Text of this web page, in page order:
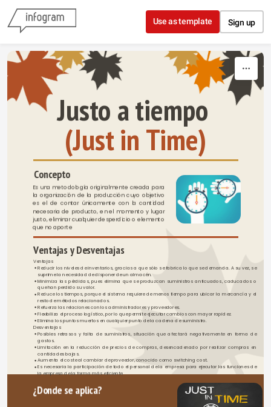
Skip to content
Use as template Sign up
(Just in Time)
Concepto
Es una metodología originalmente creada para
la organización de la producción cuyo objetivo
es el de contar únicamente con la cantidad
necesaria de producto, en el momento y lugar
justo, eliminar cualquier desperdicio o elemento
que no aporte
Ventajas y Desventajas
Ventajas
Reducir los niveles de inventarios, gracias a que sólo se fabrica lo que se demanda. A su vez, se
suprime la necesidad de disponer de un almacén.
Minimiza las pérdidas, pues elimina que se produzcan suministros anticuados, caducados o
que han perdido su valor.
Reduce los tiempos, porque el sistema requiere de menos tiempo para ubicar la mercancía y el
resto de métodos relacionados.
Refuerza las relaciones con los administradores y proveedores.
Flexibiliza el proceso logístico, por lo que permite ejecutar cambios con mayor rapidez.
Elimina los puntos muertos en cualquier punto de la cadena de suministro.
Desventajas
Posibles retrasos y falta de suministros, situación que afectará negativamente en forma de
gastos.
Limitación en la reducción de precios de compras, desencadenado por realizar compras en
cantidades bajas.
Aumenta el coste al cambiar de proveedor, conocido como switching cost.
Es necesaria la participación de todo el personal de la empresa para ejecutar las funciones de
la empresa de la forma más eficiente.
¿Donde se aplica?